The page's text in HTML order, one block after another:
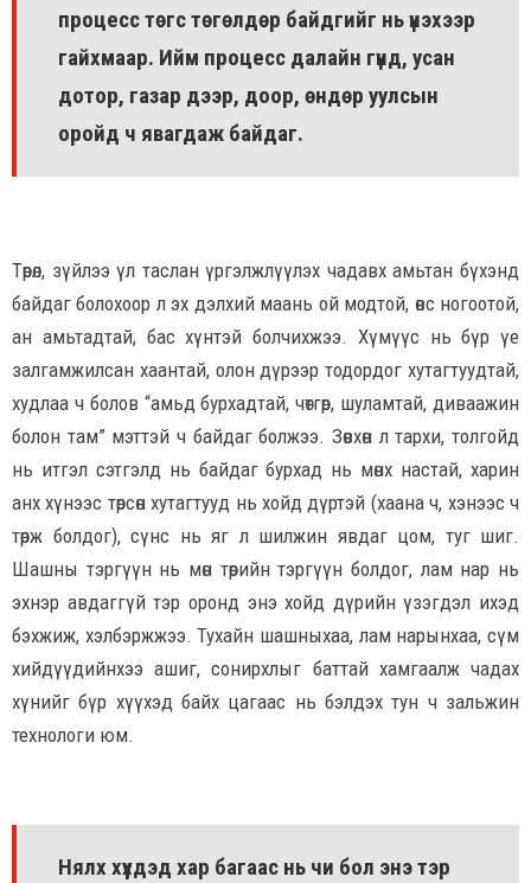
процесс төгс төгөлдөр байдгийг нь үнэхээр
гайхмаар. Ийм процесс далайн гүнд, усан
дотор, газар дээр, доор, өндөр уулсын
оройд ч явагдаж байдаг.
Төрөл, зүйлээ үл таслан үргэлжлүүлэх чадавх амьтан бүхэнд
байдаг болохоор л эх дэлхий маань ой модтой, өвс ногоотой,
ан амьтадтай, бас хүнтэй болчихжээ. Хүмүүс нь бүр үе
залгамжилсан хаантай, олон дүрээр тодордог хутагтуудтай,
худлаа ч болов “амьд бурхадтай, чөтгөр, шуламтай, диваажин
болон там” мэттэй ч байдаг болжээ. Зөвхөн л тархи, толгойд
нь итгэл сэтгэлд нь байдаг бурхад нь мөнх настай, харин
анх хүнээс төрсөн хутагтууд нь хойд дүртэй (хаана ч, хэнээс ч
төрж болдог), сүнс нь яг л шилжин явдаг цом, туг шиг.
Шашны тэргүүн нь мөн төрийн тэргүүн болдог, лам нар нь
эхнэр авдаггүй тэр оронд энэ хойд дүрийн үзэгдэл ихэд
бэхжиж, хэлбэржжээ. Тухайн шашныхаа, лам нарынхаа, сүм
хийдүүдийнхээ ашиг, сонирхлыг баттай хамгаалж чадах
хүнийг бүр хүүхэд байх цагаас нь бэлдэх тун ч зальжин
технологи юм.
Нялх хүүхдэд хар багаас нь чи бол энэ тэр